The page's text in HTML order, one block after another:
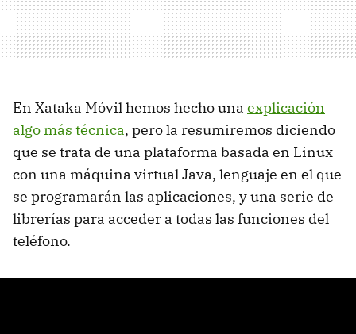
En Xataka Móvil hemos hecho una explicación
algo más técnica, pero la resumiremos diciendo
que se trata de una plataforma basada en Linux
con una máquina virtual Java, lenguaje en el que
se programarán las aplicaciones, y una serie de
librerías para acceder a todas las funciones del
teléfono.